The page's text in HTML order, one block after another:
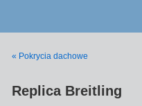
« Pokrycia dachowe
Replica Breitling